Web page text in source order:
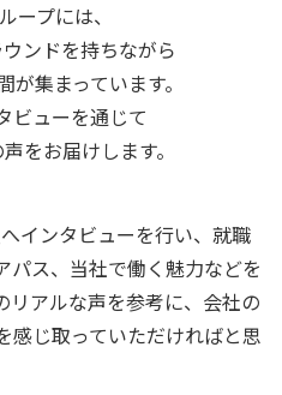
ープには、
ンドを持ちながら
集まっています。
ビューを通じて
をお届けします。
インタビューを行い、就職
パス、当社で働く魅力などを
リアルな声を参考に、会社の
感じ取っていただければと思